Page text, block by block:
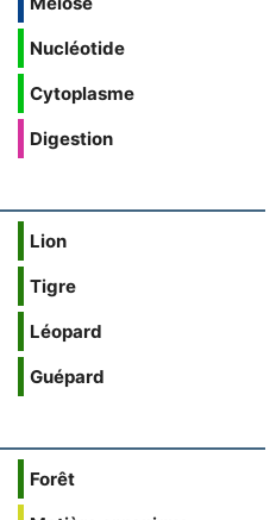
Nucléotide
Cytoplasme
Digestion
Lion
Tigre
Léopard
Guépard
Forêt